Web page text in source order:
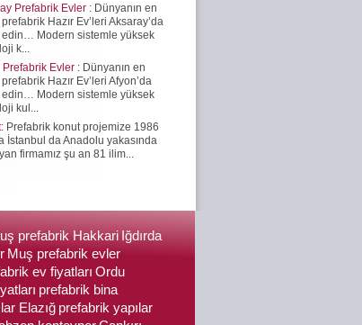
Prefabrik Evler : Dünyanın en
Hazır Ev’leri Aksaray’da
Modern sistemle yüksek
k...
Prefabrik Evler : Dünyanın en
Hazır Ev’leri Afyon’da
Modern sistemle yüksek
kul...
: Prefabrik konut projemize 1986
İstanbul da Anadolu yakasında
firmamız şu an 81 ilim...
prefabrik Hakkari Iğdırda
Muş prefabrik evler
ev fiyatları Ordu
prefabrik bina
Elazığ prefabrik yapılar